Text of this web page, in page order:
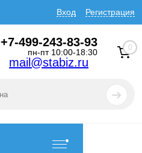
Вход Регистрация
+7-499-243-83-93
пн-пт 10:00-18:30
mail@stabiz.ru
0